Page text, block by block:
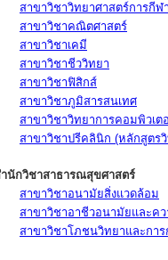
สาขาวิชาวิทยาศาสตร์การกีฬา
สาขาวิชาคณิตศาสตร์
สาขาวิชาเคมี
สาขาวิชาชีววิทยา
สาขาวิชาฟิสิกส์
สาขาวิชาภูมิสารสนเทศ
สาขาวิชาวิทยาการคอมพิวเต
สาขาวิชาปรีคลินิก (หลักสูตร
นักวิชาสาธารณสุขศาสตร์
สาขาวิชาอนามัยสิ่งแวดล้อม
สาขาวิชาอาชีวอนามัยและค
สาขาวิชาโภชนวิทยาและกา